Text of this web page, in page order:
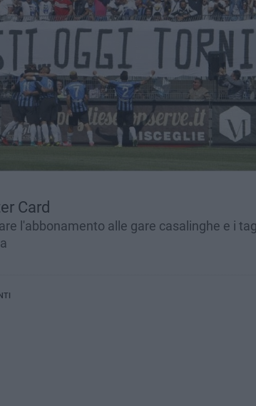
Card
l'abbonamento alle gare casalinghe e i